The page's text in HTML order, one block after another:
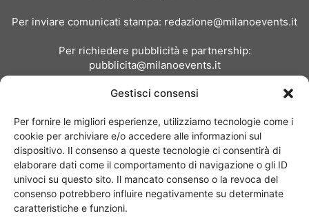
Gestisci consensi
Per fornire le migliori esperienze, utilizziamo tecnologie come i
cookie per archiviare e/o accedere alle informazioni sul
dispositivo. Il consenso a queste tecnologie ci consentirà di
elaborare dati come il comportamento di navigazione o gli ID
univoci su questo sito. Il mancato consenso o la revoca del
consenso potrebbero influire negativamente su determinate
caratteristiche e funzioni.
Per inviare comunicati stampa: redazione@milanoevents.it
Per richiedere pubblicità e partnership:
pubblicita@milanoevents.it
Chi siamo I Nostri Clienti